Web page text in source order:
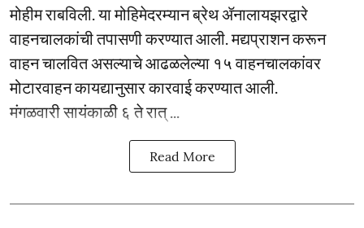
मोहीम राबविली. या मोहिमेदरम्यान ब्रेथ ॲनालायझरद्वारे
वाहनचालकांची तपासणी करण्यात आली. मद्यप्राशन करून
वाहन चालवित असल्याचे आढळलेल्या १५ वाहनचालकांवर
मोटारवाहन कायद्यानुसार कारवाई करण्यात आली.
मंगळवारी सायंकाळी ६ ते रात् ...
Read More